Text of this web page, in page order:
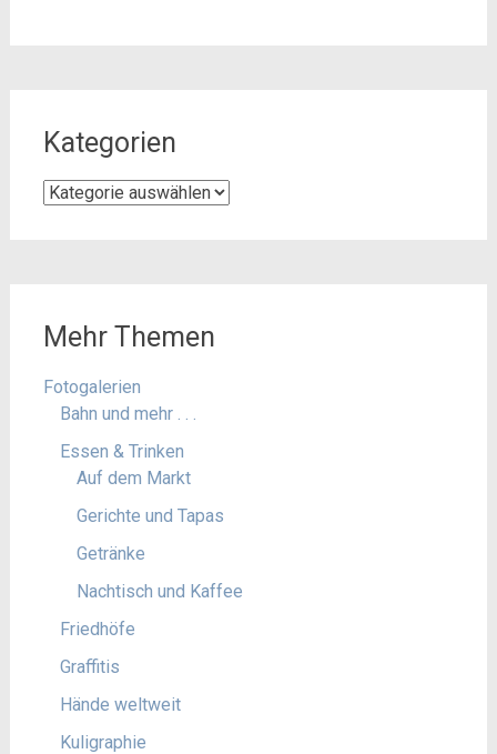
Kategorien
Kategorien
Mehr Themen
Fotogalerien
Bahn und mehr . . .
Essen & Trinken
Auf dem Markt
Gerichte und Tapas
Getränke
Nachtisch und Kaffee
Friedhöfe
Graffitis
Hände weltweit
Kuligraphie